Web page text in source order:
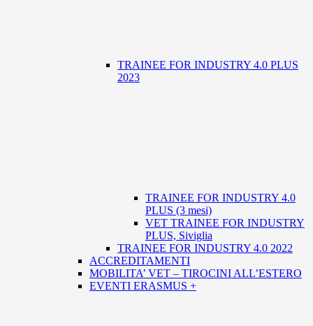
TRAINEE FOR INDUSTRY 4.0 PLUS
2023
TRAINEE FOR INDUSTRY 4.0
PLUS (3 mesi)
VET TRAINEE FOR INDUSTRY
PLUS, Siviglia
TRAINEE FOR INDUSTRY 4.0 2022
ACCREDITAMENTI
MOBILITA’ VET – TIROCINI ALL’ESTERO
EVENTI ERASMUS +